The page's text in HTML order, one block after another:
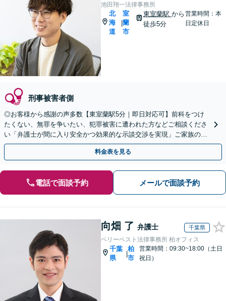
池田翔一法律事務所
北
海
道
|
室
蘭
市
東室蘭駅 から
徒歩5分
営業時間：本
日定休日
刑事被害者側
◎お客様から感謝の声多数【東室蘭駅5分｜即日対応可】前科をつけ
たくない、無罪を争いたい、犯罪被害に遭われた方などご相談くださ
い「弁護士が間に入り安全かつ効果的な示談交渉を実現」ご家族の方
へ／逮捕の連絡を受けたらすぐにご連絡を【夜間相談可】
料金表を見る
電話で面談予約 メールで面談予約
向畑 了 弁護士 千葉県
ベリーベスト法律事務所 柏オフィス
千葉
県
|
柏
市
営業時間：09:30~18:00（土日
祝日）